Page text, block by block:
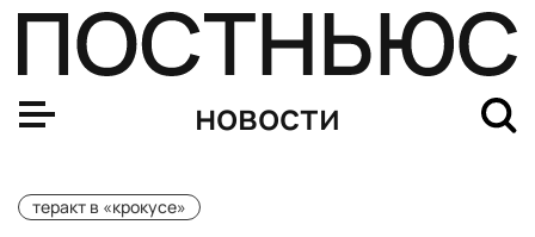
новости
теракт в «крокусе»
ФСБ задержала троих пособников террористов,